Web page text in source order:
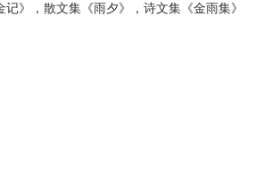
》，散文集《雨夕》，诗文集《金雨集》